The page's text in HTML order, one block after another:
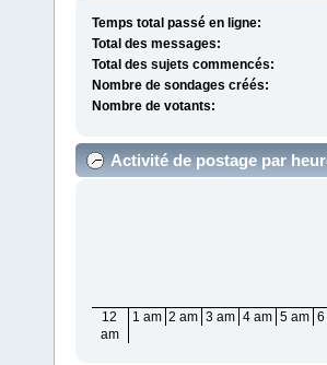
Temps total passé en ligne:
Total des messages:
Total des sujets commencés:
Nombre de sondages créés:
Nombre de votants:
Activité de postage par
12
am
1 am 2 am 3 am 4 am 5 am 6